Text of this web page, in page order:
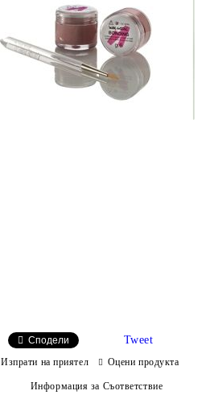
Сподели Tweet
Изпрати на приятел Оцени продукта
Информация за Съответствие